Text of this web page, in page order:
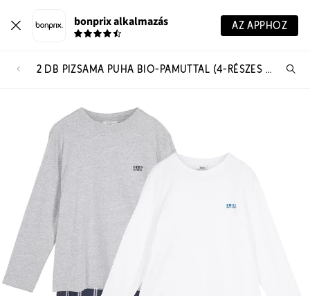
bonprix alkalmazás AZ APPHOZ
2 DB PIZSAMA PUHA BIO-PAMUTTAL (4-RÉSZES SZETT)